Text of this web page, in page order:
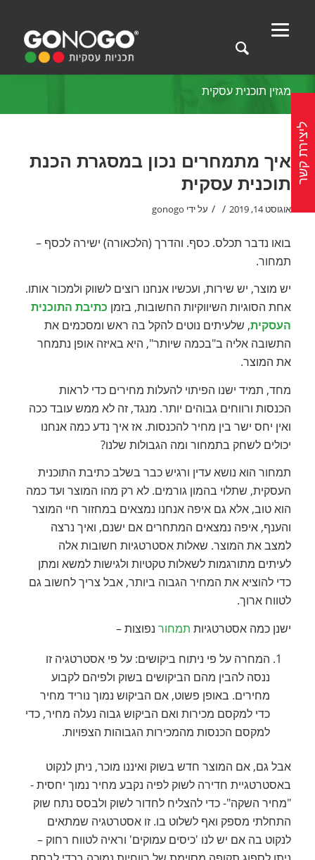
מגזין תוכנית עסקית
איך מתמחרים נכון במסגרת הכנת
תוכנית עסקית
אוגוסט 14, 2019 /
/ על ידי gonogo
בואו נדבר תכלס. כסף. והדרך (הלכאורה) ישירה לכסף –
תמחור.
יש מוצר, יש שירות, ועכשיו אנחנו רוצים לשווק ולמכור אותו.
אחת הסוגיות השיווקיות החשובות, בזמן כתיבת התוכנית
העסקית, שלעיתים נוטים להקל בה ראש ומסכמים את
התשובה אליה ב"בכמה שיותר", היא באיזה אופן נתמחר
את המוצר.
מחד, תמיד ישנו הפיתוי להעלות מחירים כדי לראות
הכנסות ורווחים גבוהים יותר. מנגד, זה לא ממש עובד ככה
ואין יחס ישר בין מחיר להכנסות. אז איך נדע כמה אנחנו
יכולים לשחק בתמחור ומה הגבולות שלנו?
תמחור הוא נושא עדין ורגיש כבר בשלב כתיבת התוכנית
העסקית, שתלוי בהמון גורמים. לא רק מהו המוצר ועד כמה
הוא טוב, אלא גם איפה אנחנו נמצאים במחזור חיי המוצר
והענף, איפה נמצאים המתחרים אם ישנם, ואיך נרצה
למצב את המוצר. שאלות אסטרטגיות חשובות אלה
לעיתים מתורגמות לשאלות טקטיות ולגישות למשא ומתן
כדי להוציא את המחיר הגבוה ביותר, אבל צריך לחשוב גם
לטווח ארוך.
ישנן כמה אסטרטגיות תמחורנפוצות –
המחרה על פי ניתוח ביקושים: על פי אסטרטגיה זו
ננסה להבין מהם הביקושים בשוק ולפיהם לקבוע
מחירים. באופן פשוט, אם הביקוש נמוך נוריד מחיר
כדי למקסם מכירות ואם הביקוש גבוה נעלה מחיר, כדי
למקסם הכנסות מהמכירות הגבוהות הצפויות.
אבל גם, אם המוצר חדש בשוק ואיננו מוכר, ניתן לנקוט
באסטרטגיית חדירה לשוק לפיה נקבע מחיר נמוך יחסית -
"מחיר השקה"- כדי להצליח לחדור לשוק ולבסס נתח שוק
התחלתי מספק ואף לשלוט בו. זו אסטרטגיה שמתאים
לנקוט בה אם יש לנו 'כיסים עמוקים' וראיה לטווח רחוק –
ליצירת קשר